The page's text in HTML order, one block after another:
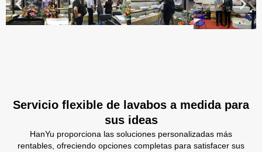
Servicio flexible de lavabos a medida para
sus ideas
HanYu proporciona las soluciones personalizadas más
rentables, ofreciendo opciones completas para satisfacer sus